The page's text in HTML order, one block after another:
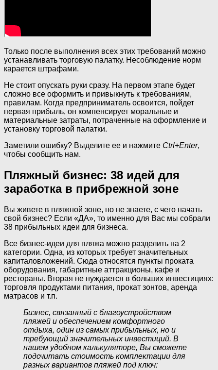
Только после выполнения всех этих требований можно
устанавливать торговую палатку. Несоблюдение норм
карается штрафами.
Не стоит опускать руки сразу. На первом этапе будет
сложно все оформить и привыкнуть к требованиям,
правилам. Когда предприниматель освоится, пойдет
первая прибыль, он компенсирует моральные и
материальные затраты, потраченные на оформление и
установку торговой палатки.
Заметили ошибку? Выделите ее и нажмите Ctrl+Enter,
чтобы сообщить нам.
Пляжный бизнес: 38 идей для
заработка в прибрежной зоне
Вы живете в пляжной зоне, но не знаете, с чего начать
свой бизнес? Если «ДА», то именно для Вас мы собрали
38 прибыльных идеи для бизнеса.
Все бизнес-идеи для пляжа можно разделить на 2
категории. Одна, из которых требует значительных
капиталовложений. Сюда относятся пункты проката
оборудования, габаритные аттракционы, кафе и
рестораны. Вторая не нуждается в больших инвестициях:
торговля продуктами питания, прокат зонтов, аренда
матрасов и т.п.
Бизнес, связанный с благоустройством
пляжей и обеспечением комфортного
отдыха, один из самых прибыльных, но и
требующий значительных инвестиций. В
нашем удобном калькуляторе, Вы сможете
подсчитать стоимость комплектации для
разных вариантов пляжей под ключ: